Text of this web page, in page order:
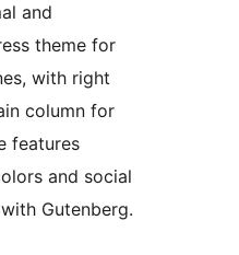
and
theme for
with right
column for
features
and social
Gutenberg.